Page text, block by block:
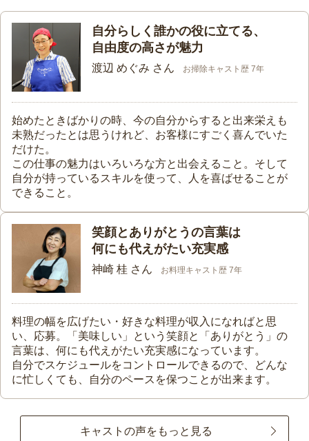
自分らしく誰かの役に立てる、
自由度の高さが魅力
渡辺 めぐみ さん お掃除キャスト歴 7年
始めたときばかりの時、今の自分からすると出来栄えも
未熟だったとは思うけれど、お客様にすごく喜んでいた
だけた。
この仕事の魅力はいろいろな方と出会えること。そして
自分が持っているスキルを使って、人を喜ばせることが
できること。
笑顔とありがとうの言葉は
何にも代えがたい充実感
神崎 桂 さん お料理キャスト歴 7年
料理の幅を広げたい・好きな料理が収入になればと思
い、応募。「美味しい」という笑顔と「ありがとう」の
言葉は、何にも代えがたい充実感になっています。
自分でスケジュールをコントロールできるので、どんな
に忙しくても、自分のペースを保つことが出来ます。
キャストの声をもっと見る